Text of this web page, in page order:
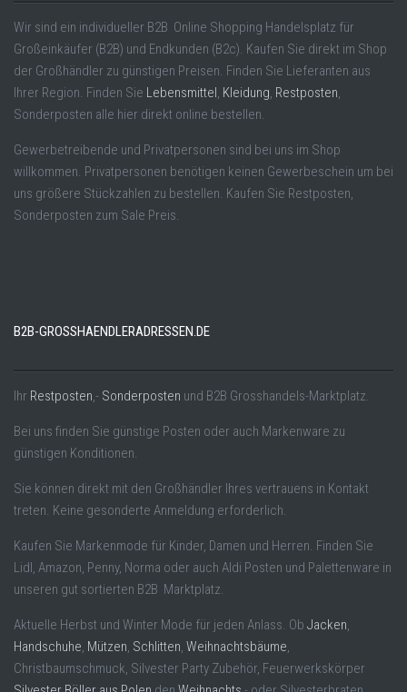
Wir sind ein individueller B2B Online Shopping Handelsplatz für
Großeinkäufer (B2B) und Endkunden (B2c). Kaufen Sie direkt im Shop
der Großhändler zu günstigen Preisen. Finden Sie Lieferanten aus
Ihrer Region. Finden Sie Lebensmittel Kleidung Restposten
Sonderposten alle hier direkt online bestellen.
Gewerbetreibende und Privatpersonen sind bei uns im Shop
willkommen. Privatpersonen benötigen keinen Gewerbeschein um bei
uns größere Stückzahlen zu bestellen. Kaufen Sie Restposten,
Sonderposten zum Sale Preis.
B2B-GROSSHAENDLERADRESSEN.DE
Ihr Restposten ,- Sonderposten und B2B Grosshandels-Marktplatz.
Bei uns finden Sie günstige Posten oder auch Markenware zu
günstigen Konditionen.
Sie können direkt mit den Großhändler Ihres vertrauens in Kontakt
treten. Keine gesonderte Anmeldung erforderlich.
Kaufen Sie Markenmode für Kinder, Damen und Herren. Finden Sie
Lidl, Amazon, Penny, Norma oder auch Aldi Posten und Palettenware in
unseren gut sortierten B2B Marktplatz.
Aktuelle Herbst und Winter Mode für jeden Anlass. Ob Jacken
Handschuhe Mützen Schlitten Weihnachtsbäume
Christbaumschmuck, Silvester Party Zubehör, Feuerwerkskörper